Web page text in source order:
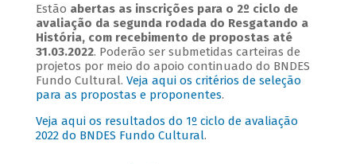
Estão abertas as inscrições para o 2º ciclo de
avaliação da segunda rodada do Resgatando a
História, com recebimento de propostas até
31.03.2022. Poderão ser submetidas carteiras de
projetos por meio do apoio continuado do BNDES
Fundo Cultural. Veja aqui os critérios de seleção
para as propostas e proponentes.
Veja aqui os resultados do 1º ciclo de avaliação
2022 do BNDES Fundo Cultural.